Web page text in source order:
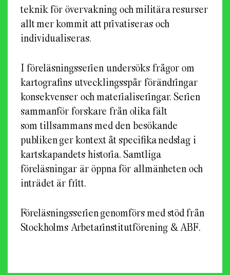
teknik för övervakning och militära resurser
allt mer kommit att privatiseras och
individualiseras.
I föreläsningsserien undersöks frågor om
kartografins utvecklingsspår förändringar
konsekvenser och materialiseringar. Serien
sammanför forskare från olika fält
som tillsammans med den besökande
publiken ger kontext åt specifika nedslag i
kartskapandets historia. Samtliga
föreläsningar är öppna för allmänheten och
inträdet är fritt.
Föreläsningsserien genomförs med stöd från
Stockholms Arbetarinstitutförening & ABF.